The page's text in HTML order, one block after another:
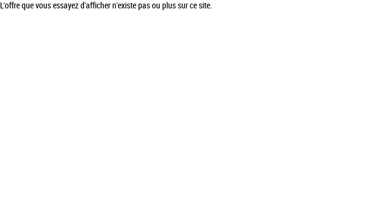
L'offre que vous essayez d'afficher n'existe pas ou plus sur ce site.